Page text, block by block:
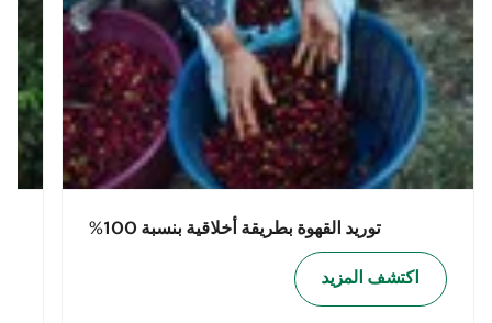
توريد القهوة بطريقة أخلاقية بنسبة 100%
اكتشف المزيد